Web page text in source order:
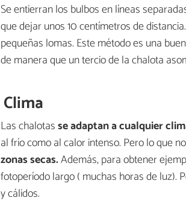
Se entierran los bulbos en líneas
que dejar unos 10 centímetros de
pequeñas lomas. Este método es una
de manera que un tercio de la chalota
Clima
Las chalotasse adaptan a cualquier
al frío como al calor intenso. Pero lo que
zonas secas.Además, para obtener
fotoperíodo largo ( muchas horas de luz).
y cálidos.